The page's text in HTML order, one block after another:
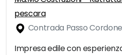
pescara
Contrada Passo
Impresa edile con